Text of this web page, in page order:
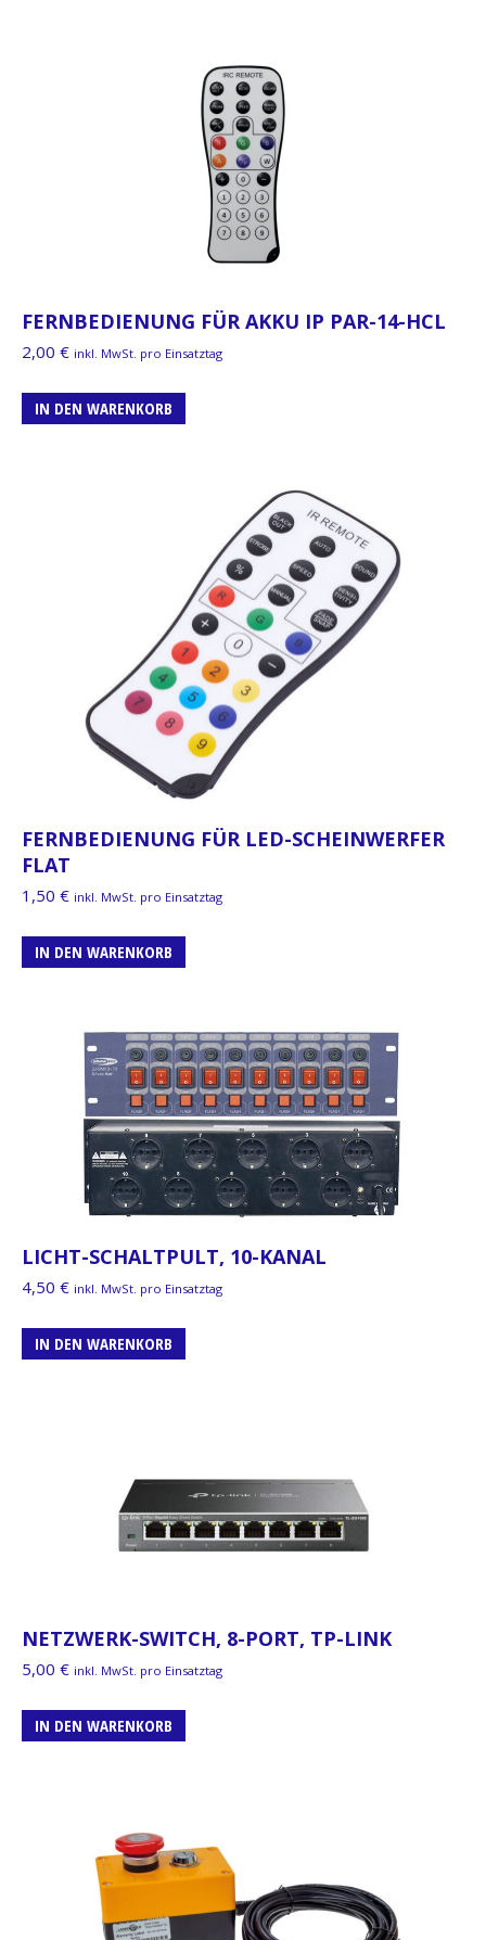
FERNBEDIENUNG FÜR AKKU IP PAR-14-HCL
2,00 € inkl. MwSt. pro Einsatztag
IN DEN WARENKORB
FERNBEDIENUNG FÜR LED-SCHEINWERFER
FLAT
1,50 € inkl. MwSt. pro Einsatztag
IN DEN WARENKORB
LICHT-SCHALTPULT, 10-KANAL
4,50 € inkl. MwSt. pro Einsatztag
IN DEN WARENKORB
NETZWERK-SWITCH, 8-PORT, TP-LINK
5,00 € inkl. MwSt. pro Einsatztag
IN DEN WARENKORB